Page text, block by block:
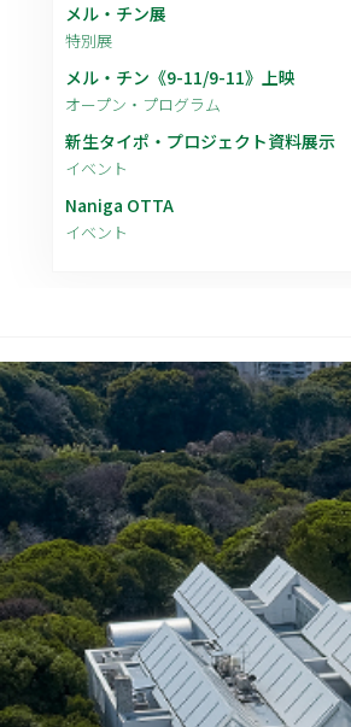
メル・チン展
特別展
メル・チン《9-11/9-11》上映
オープン・プログラム
新生タイポ・プロジェクト資料展示
イベント
Naniga OTTA
イベント